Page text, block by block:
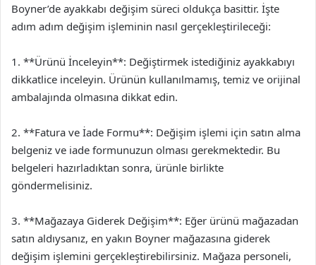
Boyner’de ayakkabı değişim süreci oldukça basittir. İşte
adım adım değişim işleminin nasıl gerçekleştirileceği:
1. **Ürünü İnceleyin**: Değiştirmek istediğiniz ayakkabıyı
dikkatlice inceleyin. Ürünün kullanılmamış, temiz ve orijinal
ambalajında olmasına dikkat edin.
2. **Fatura ve İade Formu**: Değişim işlemi için satın alma
belgeniz ve iade formunuzun olması gerekmektedir. Bu
belgeleri hazırladıktan sonra, ürünle birlikte
göndermelisiniz.
3. **Mağazaya Giderek Değişim**: Eğer ürünü mağazadan
satın aldıysanız, en yakın Boyner mağazasına giderek
değişim işlemini gerçekleştirebilirsiniz. Mağaza personeli,